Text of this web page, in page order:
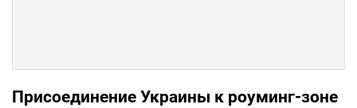
Присоединение Украины к роуминг-зоне